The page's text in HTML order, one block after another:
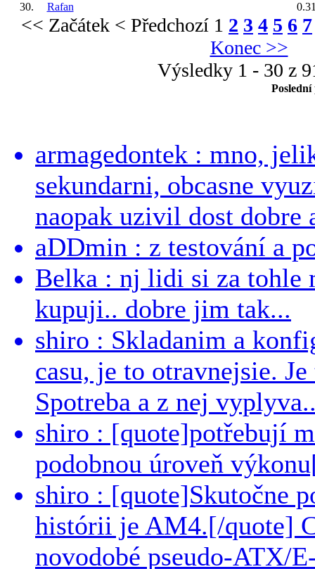
30.
Rafan
<< Začátek < Předchozí 1 2 3 4 5 6 7
Konec >>
Výsledky 1 - 30 z
armagedontek : mno,
sekundarni, obcasne
naopak uzivil dost dobre
aDDmin : z testování a
Belka : nj lidi si za tohle
kupuji.. dobre jim tak...
shiro : Skladanim a
casu, je to otravnejsie.
Spotreba a z nej
shiro : [quote]potřebují
podobnou úroveň
shiro : [quote]Skutočne
histórii je AM4.[/quote]
novodobé pseudo-ATX/